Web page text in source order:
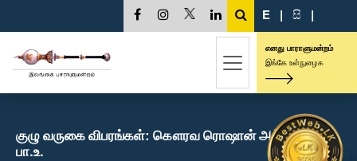
E | සි |
எனது பாராளுமன்றம்
இங்கே உள்நுழைக
குழு வருகை விபரங்கள்: கௌரவ ரொஷான் அக்மீமன,
பா.உ.